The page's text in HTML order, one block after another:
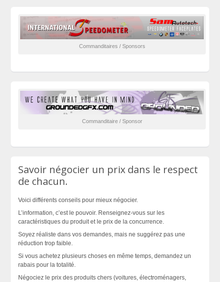
Commanditaires / Sponsors
Commanditaire / Sponsor
Savoir négocier un prix dans le respect
de chacun.
Voici différents conseils pour mieux négocier.
L’information, c’est le pouvoir. Renseignez-vous sur les
caractéristiques du produit et le prix de la concurrence.
Soyez réaliste dans vos demandes, mais ne suggérez pas une
réduction trop faible.
Si vous achetez plusieurs choses en même temps, demandez un
rabais pour la totalité.
Négociez le prix des produits chers (voitures, électroménagers,